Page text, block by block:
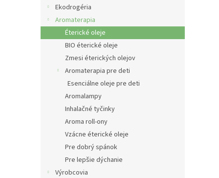
Ekodrogéria
Aromaterapia
Éterické oleje
BIO éterické oleje
Zmesi éterických olejov
Aromaterapia pre deti
Esenciálne oleje pre deti
Aromalampy
Inhalačné tyčinky
Aroma roll-ony
Vzácne éterické oleje
Pre dobrý spánok
Pre lepšie dýchanie
Výrobcovia